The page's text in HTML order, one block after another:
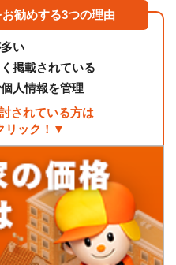
勧めする3つの理由
い
掲載されている
人情報を管理
されている方は
リック！▼